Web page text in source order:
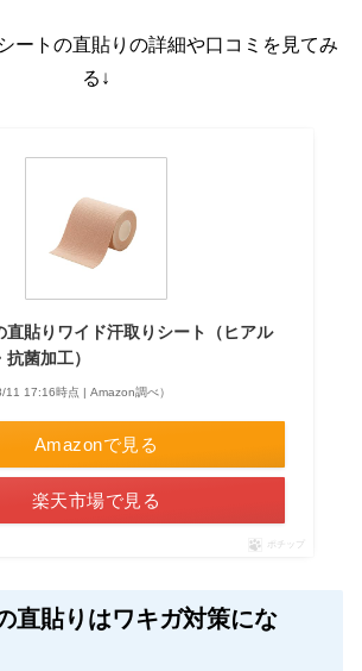
ートの直貼りの詳細や口コミを見てみ
る↓
直貼りワイド汗取りシート（ヒアル
菌加工）
11 17:16時点 | Amazon調べ）
Amazonで見る
楽天市場で見る
ポチップ
直貼りはワキガ対策にな